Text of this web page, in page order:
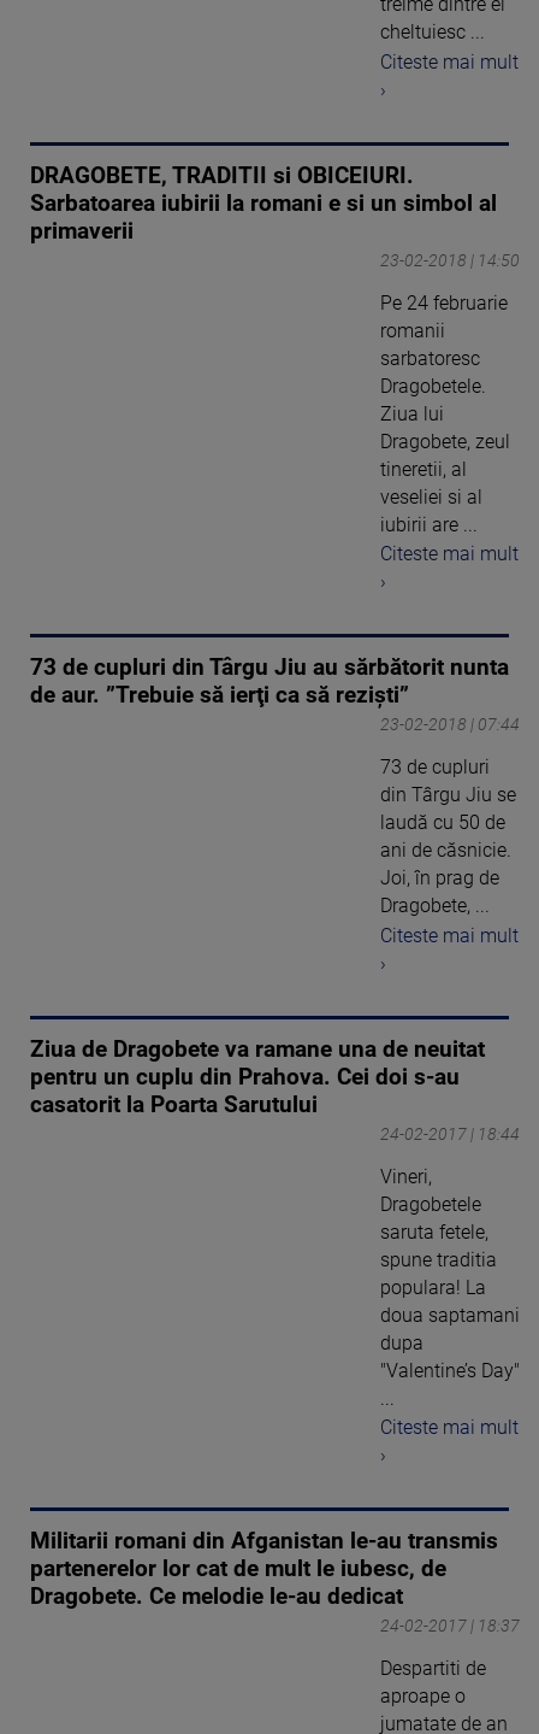
cheltuiesc ...
Citeste mai mult
›
DRAGOBETE, TRADITII si OBICEIURI.
Sarbatoarea iubirii la romani e si un simbol al
primaverii
23-02-2018 | 14:50
Pe 24 februarie
romanii
sarbatoresc
Dragobetele.
Ziua lui
Dragobete, zeul
tineretii, al
veseliei si al
iubirii are ...
Citeste mai mult
›
73 de cupluri din Târgu Jiu au sărbătorit nunta
de aur. ”Trebuie să ierţi ca să rezişti”
23-02-2018 | 07:44
73 de cupluri
din Târgu Jiu se
laudă cu 50 de
ani de căsnicie.
Joi, în prag de
Dragobete, ...
Citeste mai mult
›
Ziua de Dragobete va ramane una de neuitat
pentru un cuplu din Prahova. Cei doi s-au
casatorit la Poarta Sarutului
24-02-2017 | 18:44
Vineri,
Dragobetele
saruta fetele,
spune traditia
populara! La
doua saptamani
dupa
"Valentine’s Day"
Citeste mai mult
›
Militarii romani din Afganistan le-au transmis
partenerelor lor cat de mult le iubesc, de
Dragobete. Ce melodie le-au dedicat
24-02-2017 | 18:37
Despartiti de
aproape o
jumatate de an